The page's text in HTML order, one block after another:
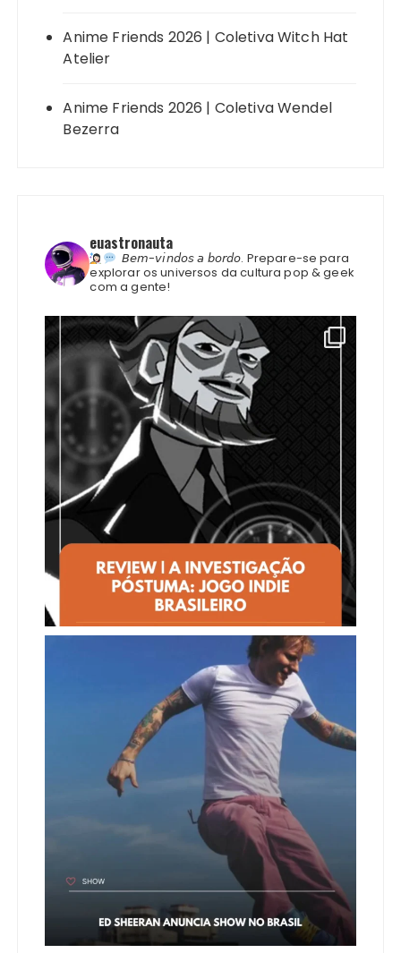
Anime Friends 2026 | Coletiva Witch Hat
Atelier
Anime Friends 2026 | Coletiva Wendel
Bezerra
euastronauta
𝘉𝘦𝘮-𝘷𝘪𝘯𝘥𝘰𝘴 𝘢 𝘣𝘰𝘳𝘥𝘰. Prepare-se para
explorar os universos da cultura pop & geek
com a gente!